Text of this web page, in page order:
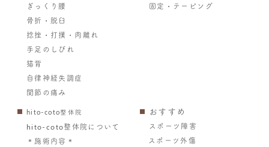
ぎっくり腰
骨折・脱臼
捻挫・打撲・肉離れ
手足のしびれ
猫背
自律神経失調症
関節の痛み
固定・テーピング
hito-coto整体院
hito-coto整体院について
＊施術内容＊
おすすめ
スポーツ障害
スポーツ外傷